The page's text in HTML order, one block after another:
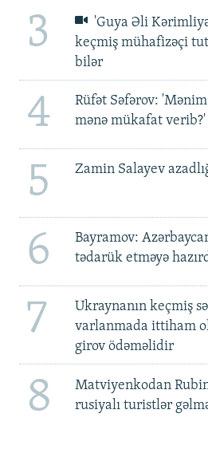
3
'Guya Əli
keçmiş mühafizəçi
bilər
4
Rüfət Səfərov:
mənə mükafat verib?'
5 Zamin Salayev
6
Bayramov:
tədarük etməyə
7
Ukraynanın keçmiş
varlanmada ittiham
girov ödəməlidir
8
Matviyenkodan
rusiyalı turistlər